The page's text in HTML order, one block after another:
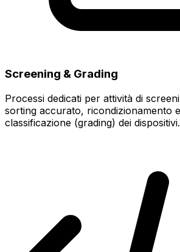
Screening & Grading
Processi dedicati per attività di
sorting accurato, ricondizionamento
classificazione (grading) dei dispositivi.